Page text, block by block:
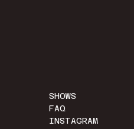
SHOWS
FAQ
INSTAGRAM